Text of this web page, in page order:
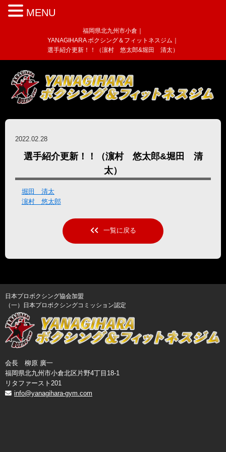
福岡県北九州市小倉｜
YANAGIHARA ボクシング＆フィットネスジム｜
選手紹介更新！！（濵村 悠太郎&堀田 清太）
2022.02.28
選手紹介更新！！（濵村 悠太郎&堀田 清
太）
堀田 清太
濵村 悠太郎
一覧に戻る
日本プロボクシング協会加盟
（一）日本プロボクシングコミッション認定
会長 柳原 廣一
福岡県北九州市小倉北区片野4丁目18-1
リタファースト201
info@yanagihara-gym.com
MENU